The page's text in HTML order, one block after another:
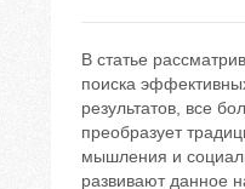
В статье
поиска
результатов, все
преобразует
мышления и
развивают данное